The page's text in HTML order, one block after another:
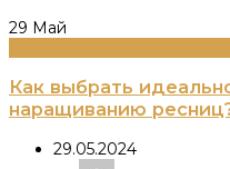
29 Май
Как выбрать
наращиванию
29.05.2024